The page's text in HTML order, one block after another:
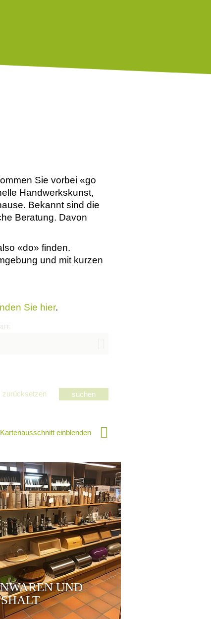
Sie vorbei «go
Handwerkskunst,
Bekannt sind die
Beratung. Davon
«do» finden.
und mit kurzen
Sie hier.
zurücksetzen
Kartenausschnitt einblenden
UND